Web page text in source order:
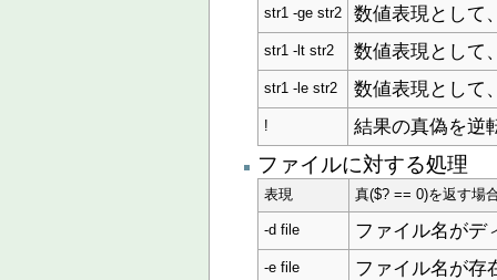
str1 -ge str2 数値表現として
str1 -lt str2 数値表現として
str1 -le str2 数値表現として
! 結果の真偽を逆
ファイルに対する処理
表現 真($? == 0)を返す場
-d file ファイル名がデ
-e file ファイル名が存